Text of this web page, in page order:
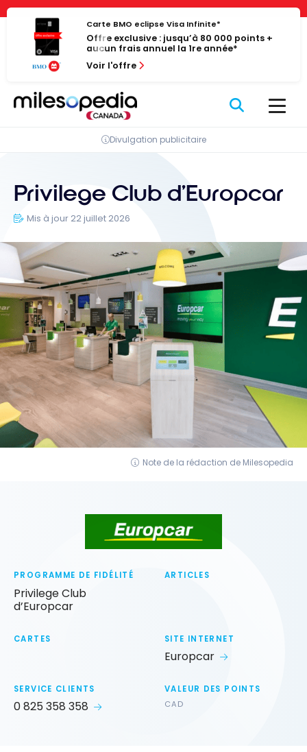
Panneau de gestion des cookies
Passer
contenu
Carte BMO eclipse Visa Infinite*
Offre exclusive : jusqu’à 80 000 points +
aucun frais annuel la 1re année*
Voir l'offre
Divulgation publicitaire
Privilege Club d’Europcar
Mis à jour 22 juillet 2026
Note de la rédaction de Milesopedia
PROGRAMME DE FIDÉLITÉ
Privilege Club
d’Europcar
ARTICLES
CARTES SITE INTERNET
Europcar
SERVICE CLIENTS
0 825 358 358
VALEUR DES POINTS
CAD